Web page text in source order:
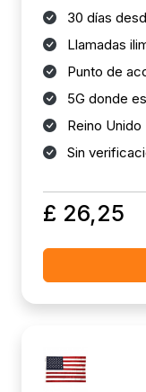
30 días
Llamadas
Punto de
5G donde
Reino
Sin
£ 26,25